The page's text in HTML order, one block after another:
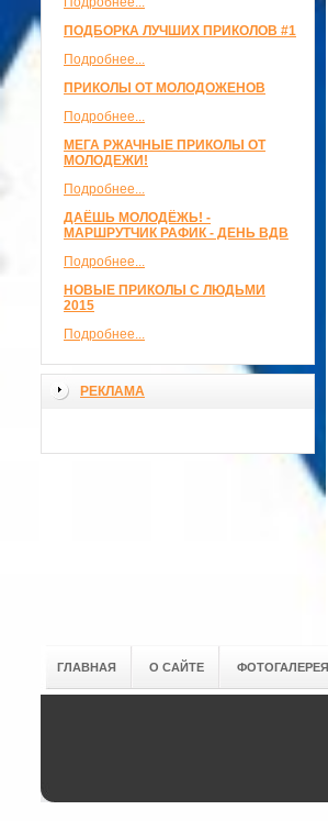
ПОДБОРКА ЛУЧШИХ ПРИКОЛОВ #1
Подробнее...
ПРИКОЛЫ ОТ МОЛОДОЖЕНОВ
Подробнее...
МЕГА РЖАЧНЫЕ ПРИКОЛЫ ОТ
МОЛОДЕЖИ!
Подробнее...
ДАЁШЬ МОЛОДЁЖЬ! -
МАРШРУТЧИК РАФИК - ДЕНЬ ВДВ
Подробнее...
НОВЫЕ ПРИКОЛЫ С ЛЮДЬМИ
2015
Подробнее...
РЕКЛАМА
ГЛАВНАЯ О САЙТЕ ФОТОГАЛЕРЕЯ